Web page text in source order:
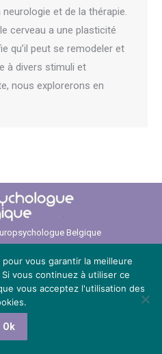
et de la thérapie.
cerveau a une plasticité
qu’il peut se remodeler et
à divers stimuli et
nous explorerons en
Belgique
et hypnotherapeutes. RGPD -
de la Vie Privée
Menu
vous garantir la meilleure
vous continuez à utiliser ce
vous acceptez l'utilisation des
Ok